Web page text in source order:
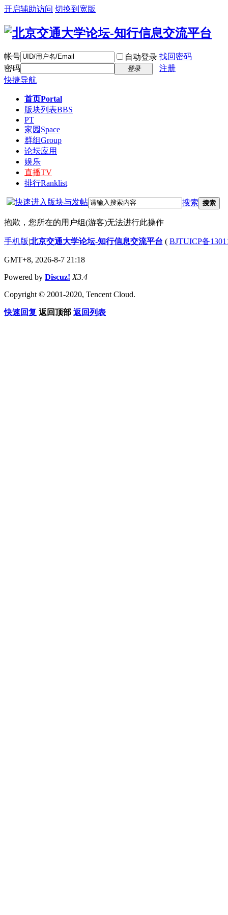
开启辅助访问 切换到宽版
帐号 自动登录 找回密码
密码
登录
注册
快捷导航
首页Portal
版块列表BBS
PT
家园 Space
群组Group
论坛应用
娱乐
直播TV
排行Ranklist
搜索 搜索
抱歉，您所在的用户组(游客)无法进行此操作
手机版|北京交通大学论坛-知行信息交流平台 ( BJTUICP备
GMT+8, 2026-8-7 21:18
Powered by Discuz! X3.4
Copyright © 2001-2020, Tencent Cloud.
快速回复 返回顶部 返回列表